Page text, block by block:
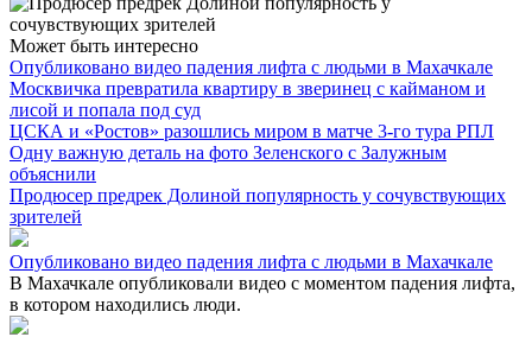
Может быть интересно
Опубликовано видео падения лифта с людьми в Махачкале
Москвичка превратила квартиру в зверинец с кайманом и
лисой и попала под суд
ЦСКА и «Ростов» разошлись миром в матче 3-го тура РПЛ
Одну важную деталь на фото Зеленского с Залужным
объяснили
Продюсер предрек Долиной популярность у сочувствующих
зрителей
Опубликовано видео падения лифта с людьми в Махачкале
В Махачкале опубликовали видео с моментом падения лифта,
в котором находились люди.